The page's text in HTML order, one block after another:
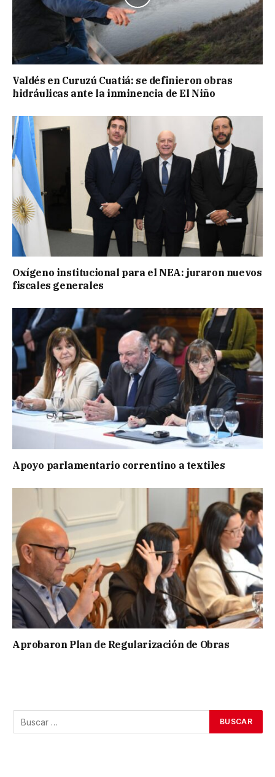
Valdés en Curuzú Cuatiá: se definieron obras
hidráulicas ante la inminencia de El Niño
Oxígeno institucional para el NEA: juraron nuevos
fiscales generales
Apoyo parlamentario correntino a textiles
Aprobaron Plan de Regularización de Obras